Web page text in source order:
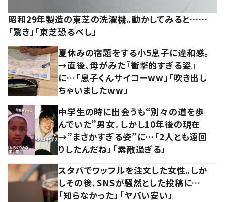
昭和29年製造の東芝の洗濯機。動かしてみると……
「驚き」「東芝恐るべし」
夏休みの宿題をする小5息子に違和感。
→直後、母がみた『衝撃的すぎる姿』
に…「息子くんサイコーww」「吹き出し
ちゃいましたww」
中学生の時に出会うも“別々の道を歩
んでいた”男女。しかし10年後の現在
→”まさかすぎる姿”に…「2人とも遠回
りしたんだね」「素敵過ぎる」
スタバでワッフルを注文した女性。しか
しその後、SNSが騒然とした投稿に…
「知らなかった」「ヤバい安い」